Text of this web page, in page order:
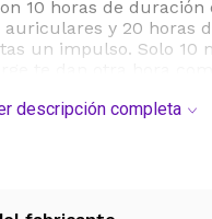
10 horas de duración
auriculares y 20 horas
un impulso. Solo 10
Y CÓMODOS El diseño
descripción completa